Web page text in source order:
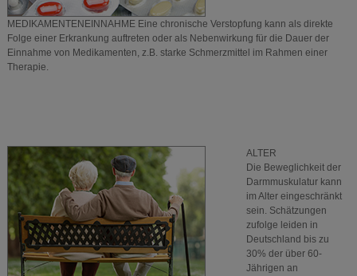
MEDIKAMENTENEINNAHME Eine chronische Verstopfung kann als direkte
Folge einer Erkrankung auftreten oder als Nebenwirkung für die Dauer der
Einnahme von Medikamenten, z.B. starke Schmerzmittel im Rahmen einer
Therapie.
ALTER
Die Beweglichkeit der
Darmmuskulatur kann
im Alter eingeschränkt
sein. Schätzungen
zufolge leiden in
Deutschland bis zu
30% der über 60-
Jährigen an